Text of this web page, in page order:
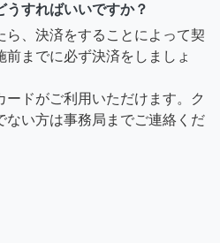
すればいいですか？
ら、決済をすることによって契
までに必ず決済をしましょ
ードがご利用いただけます。ク
ない方は事務局までご連絡くだ